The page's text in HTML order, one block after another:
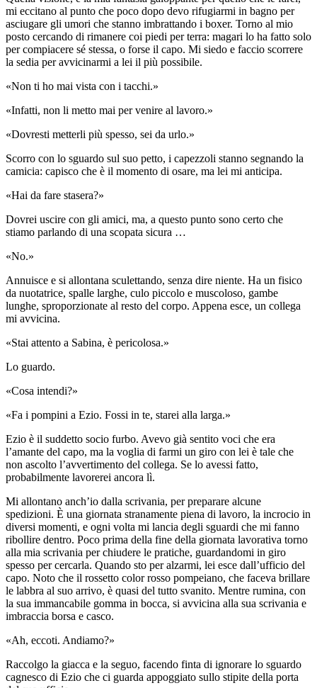
mi eccitano al punto che poco dopo devo rifugiarmi in bagno per
asciugare gli umori che stanno imbrattando i boxer. Torno al mio
posto cercando di rimanere coi piedi per terra: magari lo ha fatto solo
per compiacere sé stessa, o forse il capo. Mi siedo e faccio scorrere
la sedia per avvicinarmi a lei il più possibile.
«Non ti ho mai vista con i tacchi.»
«Infatti, non li metto mai per venire al lavoro.»
«Dovresti metterli più spesso, sei da urlo.»
Scorro con lo sguardo sul suo petto, i capezzoli stanno segnando la
camicia: capisco che è il momento di osare, ma lei mi anticipa.
«Hai da fare stasera?»
Dovrei uscire con gli amici, ma, a questo punto sono certo che
stiamo parlando di una scopata sicura …
«No.»
Annuisce e si allontana sculettando, senza dire niente. Ha un fisico
da nuotatrice, spalle larghe, culo piccolo e muscoloso, gambe
lunghe, sproporzionate al resto del corpo. Appena esce, un collega
mi avvicina.
«Stai attento a Sabina, è pericolosa.»
Lo guardo.
«Cosa intendi?»
«Fa i pompini a Ezio. Fossi in te, starei alla larga.»
Ezio è il suddetto socio furbo. Avevo già sentito voci che era
l’amante del capo, ma la voglia di farmi un giro con lei è tale che
non ascolto l’avvertimento del collega. Se lo avessi fatto,
probabilmente lavorerei ancora lì.
Mi allontano anch’io dalla scrivania, per preparare alcune
spedizioni. È una giornata stranamente piena di lavoro, la incrocio in
diversi momenti, e ogni volta mi lancia degli sguardi che mi fanno
ribollire dentro. Poco prima della fine della giornata lavorativa torno
alla mia scrivania per chiudere le pratiche, guardandomi in giro
spesso per cercarla. Quando sto per alzarmi, lei esce dall’ufficio del
capo. Noto che il rossetto color rosso pompeiano, che faceva brillare
le labbra al suo arrivo, è quasi del tutto svanito. Mentre rumina, con
la sua immancabile gomma in bocca, si avvicina alla sua scrivania e
imbraccia borsa e casco.
«Ah, eccoti. Andiamo?»
Raccolgo la giacca e la seguo, facendo finta di ignorare lo sguardo
cagnesco di Ezio che ci guarda appoggiato sullo stipite della porta